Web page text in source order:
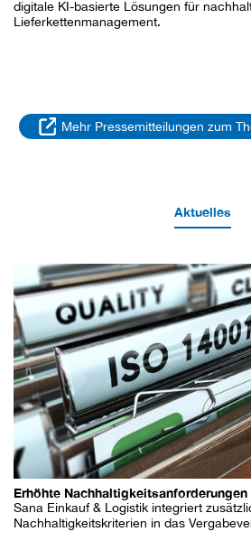
digitale KI-basierte Lösungen für
Lieferkettenmanagement.
Mehr Pressemitteilungen zum
Aktuelles
Erhöhte Nachhaltigkeitsanforderungen
Sana Einkauf & Logistik integriert
Nachhaltigkeitskriterien in das